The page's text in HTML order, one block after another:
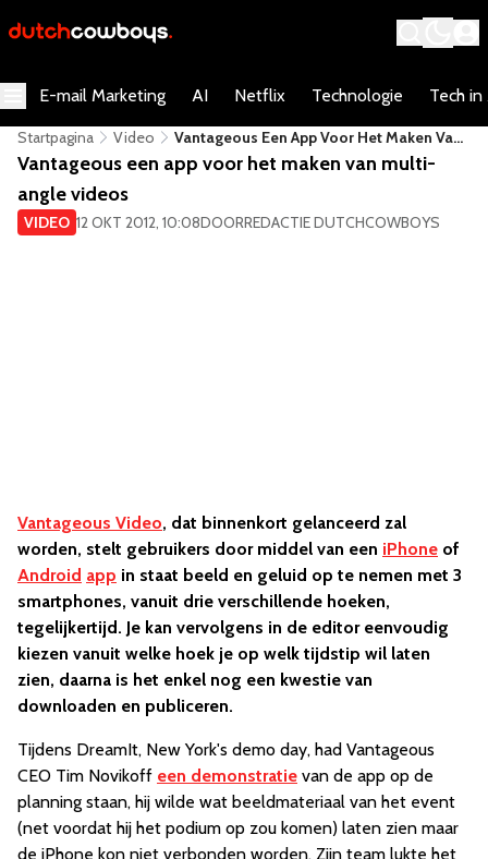
E-mail Marketing AI Netflix Technologie Tech in
Startpagina Video
Vantageous Een App Voor Het Maken Van
Multi-Angle Videos
Vantageous een app voor het maken van multi-
angle videos
VIDEO 12 OKT 2012, 10:08DOORREDACTIE DUTCHCOWBOYS
Vantageous Video, dat binnenkort gelanceerd zal
worden, stelt gebruikers door middel van een iPhone of
Android app in staat beeld en geluid op te nemen met 3
smartphones, vanuit drie verschillende hoeken,
tegelijkertijd. Je kan vervolgens in de editor eenvoudig
kiezen vanuit welke hoek je op welk tijdstip wil laten
zien, daarna is het enkel nog een kwestie van
downloaden en publiceren.
Tijdens DreamIt, New York's demo day, had Vantageous
CEO Tim Novikoff een demonstratie van de app op de
planning staan, hij wilde wat beeldmateriaal van het event
(net voordat hij het podium op zou komen) laten zien maar
de iPhone kon niet verbonden worden. Zijn team lukte het